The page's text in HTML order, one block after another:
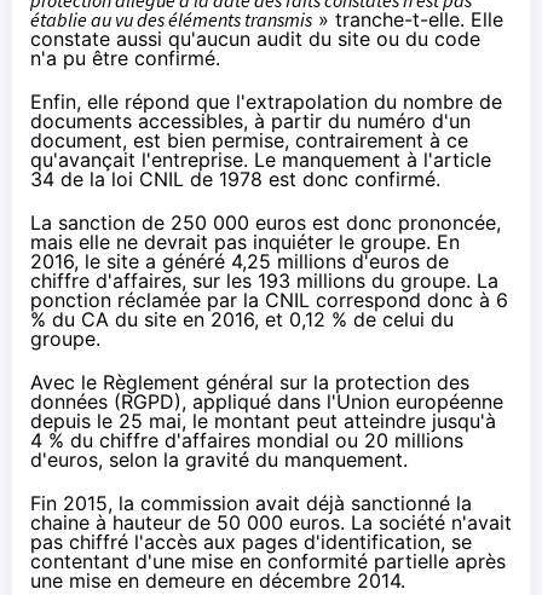
établie au vu des éléments transmis » tranche-t-elle. Elle
constate aussi qu'aucun audit du site ou du code
n'a pu être confirmé.
Enfin, elle répond que l'extrapolation du nombre de
documents accessibles, à partir du numéro d'un
document, est bien permise, contrairement à ce
qu'avançait l'entreprise. Le manquement à l'article
34 de la loi CNIL de 1978 est donc confirmé.
La sanction de 250 000 euros est donc prononcée,
mais elle ne devrait pas inquiéter le groupe. En
2016, le site a généré 4,25 millions d'euros de
chiffre d'affaires, sur les 193 millions du groupe. La
ponction réclamée par la CNIL correspond donc à 6
% du CA du site en 2016, et 0,12 % de celui du
groupe.
Avec le Règlement général sur la protection des
données (RGPD), appliqué dans l'Union européenne
depuis le 25 mai, le montant peut atteindre jusqu'à
4 % du chiffre d'affaires mondial ou 20 millions
d'euros, selon la gravité du manquement.
Fin 2015, la commission avait déjà sanctionné la
chaine à hauteur de 50 000 euros. La société n'avait
pas chiffré l'accès aux pages d'identification, se
contentant d'une mise en conformité partielle après
une mise en demeure en décembre 2014.